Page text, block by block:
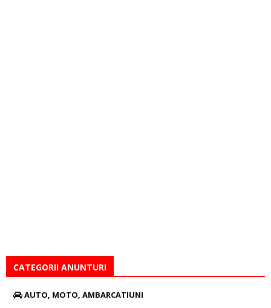
CATEGORII ANUNTURI
AUTO, MOTO, AMBARCATIUNI